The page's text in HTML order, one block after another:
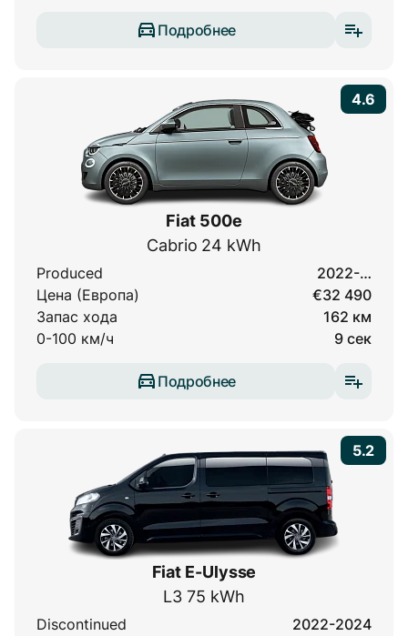
Подробнее
4.6
Fiat 500e
Cabrio 24 kWh
Produced
2022-…
Цена (Европа)
€32 490
Запас хода
162 км
0-100 км/ч
9 сек
Подробнее
5.2
Fiat E-Ulysse
L3 75 kWh
Discontinued
2022-2024